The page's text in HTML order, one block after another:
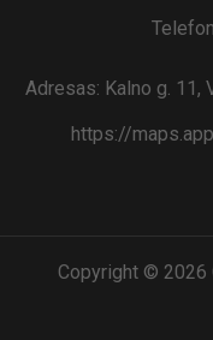
Adresas: Kalno g. 11,
https://
Copyright © 2026